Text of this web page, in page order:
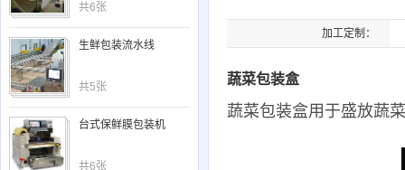
加工定制：
蔬菜包装盒
蔬菜包装盒用于盛放蔬
共6张
生鲜包装流水线
共5张
台式保鲜膜包装机
共6张